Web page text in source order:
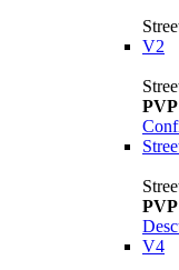
V2
PVP
PVP
V4